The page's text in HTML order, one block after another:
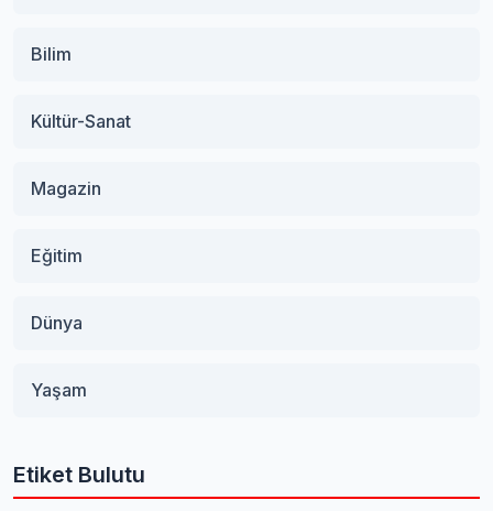
Bilim
Kültür-Sanat
Magazin
Eğitim
Dünya
Yaşam
Etiket Bulutu